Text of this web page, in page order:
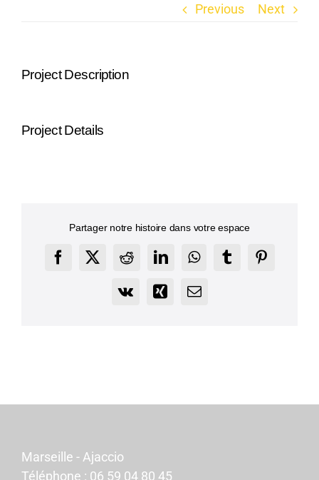
Previous Next
Project Description
Project Details
Partager notre histoire dans votre espace
Facebook
X RedditLinkedInWhatsAppTumblrPinterest
Vk Xing Email
Marseille - Ajaccio
Téléphone : 06 59 04 80 45